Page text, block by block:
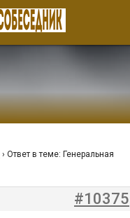
› Ответ в теме: Генеральная
#10375